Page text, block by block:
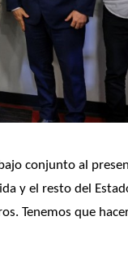
conjunto al
y el resto del
Tenemos que